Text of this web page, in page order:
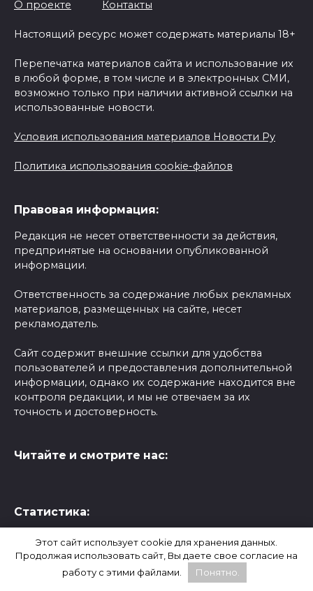
О проекте Контакты
Настоящий ресурс может содержать материалы 18+
Перепечатка материалов сайта и использование их
в любой форме, в том числе и в электронных СМИ,
возможно только при наличии активной ссылки на
использованные новости.
Условия использования материалов Новости Ру
Политика использования cookie-файлов
Правовая информация:
Редакция не несет ответственности за действия,
предпринятые на основании опубликованной
информации.
Ответственность за содержание любых рекламных
материалов, размещенных на сайте, несет
рекламодатель.
Сайт содержит внешние ссылки для удобства
пользователей и предоставления дополнительной
информации, однако их содержание находится вне
контроля редакции, и мы не отвечаем за их
точность и достоверность.
Читайте и смотрите нас:
Статистика:
WhatsApp, Facebook и Instagram являются
Этот сайт использует cookie для хранения данных.
Продолжая использовать сайт, Вы даете свое согласие на
работу с этими файлами.
Понятно.